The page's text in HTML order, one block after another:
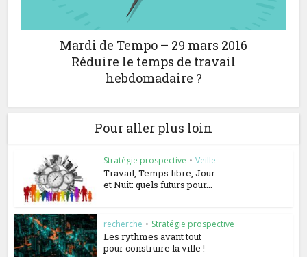
Mardi de Tempo – 29 mars 2016
Réduire le temps de travail
hebdomadaire ?
Pour aller plus loin
Stratégie prospective • Veille
Travail, Temps libre, Jour
et Nuit: quels futurs pour...
recherche • Stratégie prospective
Les rythmes avant tout
pour construire la ville !